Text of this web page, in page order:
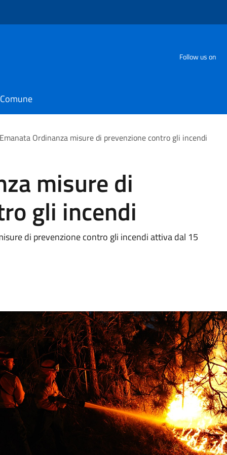
Follow us on
Emanata Ordinanza misure di prevenzione contro gli incendi
misure di
gli incendi
di prevenzione contro gli incendi attiva dal 15